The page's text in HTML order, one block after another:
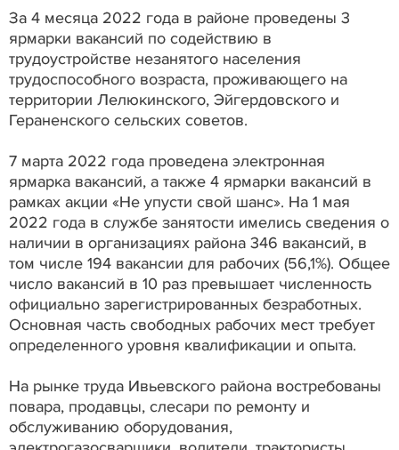
За 4 месяца 2022 года в районе проведены 3
ярмарки вакансий по содействию в
трудоустройстве незанятого населения
трудоспособного возраста, проживающего на
территории Лелюкинского, Эйгердовского и
Гераненского сельских советов.
7 марта 2022 года проведена электронная
ярмарка вакансий, а также 4 ярмарки вакансий в
рамках акции «Не упусти свой шанс». На 1 мая
2022 года в службе занятости имелись сведения о
наличии в организациях района 346 вакансий, в
том числе 194 вакансии для рабочих (56,1%). Общее
число вакансий в 10 раз превышает численность
официально зарегистрированных безработных.
Основная часть свободных рабочих мест требует
определенного уровня квалификации и опыта.
На рынке труда Ивьевского района востребованы
повара, продавцы, слесари по ремонту и
обслуживанию оборудования,